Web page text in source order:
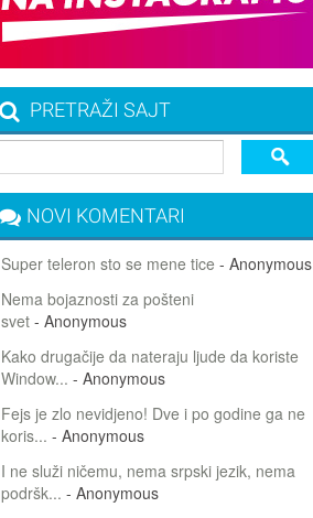
PRETRAŽI SAJT
NOVI KOMENTARI
Super teleron sto se mene tice - Anonymous
Nema bojaznosti za pošteni
svet - Anonymous
Kako drugačije da nateraju ljude da koriste
Window... - Anonymous
Fejs je zlo nevidjeno! Dve i po godine ga ne
koris... - Anonymous
I ne služi ničemu, nema srpski jezik, nema
podršk... - Anonymous